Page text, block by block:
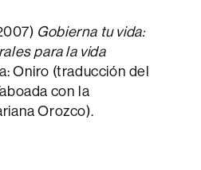
Gobierna tu vida:
para la vida
Oniro (traducción del
con la
Orozco).